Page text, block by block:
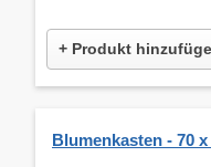
+ Produkt
Blumenkasten - 70 x